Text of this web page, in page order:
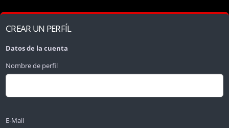
CREAR UN PERFÍL
Datos de la cuenta
Nombre de perfil
E-Mail